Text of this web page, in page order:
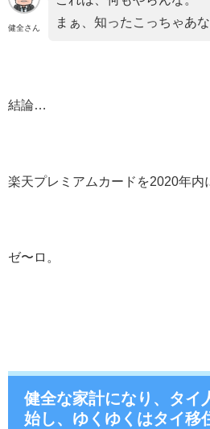
健全さん
まぁ、知ったこっちゃあな
結論…
楽天プレミアムカードを2020年
ゼ〜ロ。
健全な家計になり、タイ
始し、ゆくゆくはタイ移